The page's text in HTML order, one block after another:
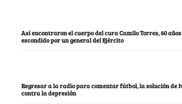
Así encontraron el cuerpo del cura Camilo Torres, 60
escondido por un general del Ejército
Regresar a la radio para comentar fútbol, la solución de
contra la depresión